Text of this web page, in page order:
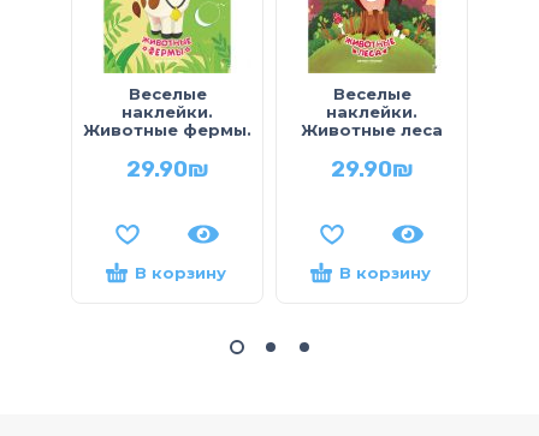
Веселые
наклейки.
Животные фермы.
29.90₪
В корзину
Веселые
наклейки.
Животные леса
29.90₪
В корзину